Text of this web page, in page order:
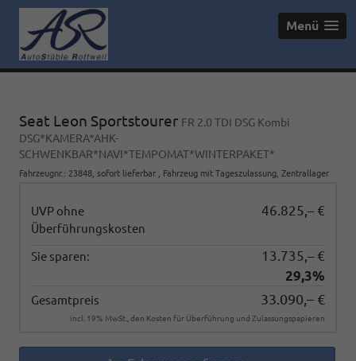
Menü
Seat Leon Sportstourer FR 2.0 TDI DSG Kombi
DSG*KAMERA*AHK-
SCHWENKBAR*NAVI*TEMPOMAT*WINTERPAKET*
Fahrzeugnr. : 23848 sofort lieferbar Fahrzeug mit Tageszulassung , Zentrallager
UVP ohne
Überführungskosten
46.825,– €
Sie sparen:
13.735,– €
29,3%
Gesamtpreis 33.090,– €
incl. 19% MwSt., den Kosten für Überführung und Zulassungspapieren